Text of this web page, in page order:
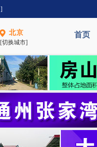
]
北京
[切换城市]
首页